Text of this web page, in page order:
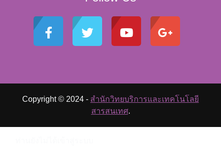
Copyright © 2024 - สำนักวิทยบริการและเทคโนโลยี
สารสนเทศ.